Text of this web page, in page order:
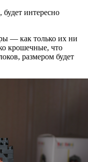
интересно
— как только их ни
крошечные, что
размером будет